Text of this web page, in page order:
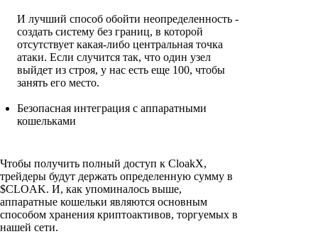
И лучший способ обойти неопределенность -
создать систему без границ, в которой
отсутствует какая-либо центральная точка
атаки. Если случится так, что один узел
выйдет из строя, у нас есть еще 100, чтобы
занять его место.
Безопасная интеграция с аппаратными
кошельками
Чтобы получить полный доступ к CloakX,
трейдеры будут держать определенную сумму в
$CLOAK. И, как упоминалось выше,
аппаратные кошельки являются основным
способом хранения криптоактивов, торгуемых в
нашей сети.